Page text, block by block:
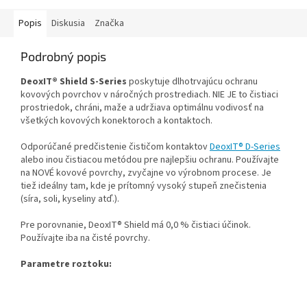
Popis Diskusia Značka
Podrobný popis
DeoxIT® Shield S-Series poskytuje dlhotrvajúcu ochranu
kovových povrchov v náročných prostrediach. NIE JE to čistiaci
prostriedok, chráni, maže a udržiava optimálnu vodivosť na
všetkých kovových konektoroch a kontaktoch.
Odporúčané predčistenie čističom kontaktovDeoxIT® D-Series
alebo inou čistiacou metódou pre najlepšiu ochranu. Používajte
na NOVÉ kovové povrchy, zvyčajne vo výrobnom procese. Je
tiež ideálny tam, kde je prítomný vysoký stupeň znečistenia
(síra, soli, kyseliny atď.).
Pre porovnanie, DeoxIT® Shield má 0,0 % čistiaci účinok.
Používajte iba na čisté povrchy.
Parametre roztoku: